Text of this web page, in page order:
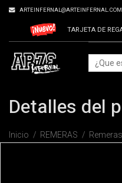
ARTEINFERNAL@ARTEINFERNAL.COM
TARJETA DE
Detalles del
Inicio REMERAS